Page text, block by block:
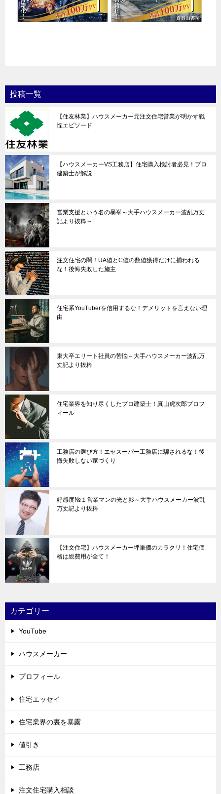
投稿一覧
【住友林業】ハウスメーカー元注文住宅営業が明かす戦
慄エピソード
【ハウスメーカーVS工務店】住宅購入検討者必見！プロ
建築士が解説
営業支援という名の暴挙～大手ハウスメーカー波乱万丈
記より抜粋～
注文住宅の闇！UA値とC値の数値獲得だけに捕われる
な！後悔失敗した施主
住宅系YouTuberを信用するな！デメリットを言えない理
由
東大卒エリート社員の苦悩～大手ハウスメーカー波乱万
丈記より抜粋
住宅業界を知り尽くしたプロ建築士！真山虎次郎プロフ
ィール
工務店の選び方！エセスーパー工務店に騙されるな！後
悔失敗しない家づくり
好感度№１営業マンの光と影～大手ハウスメーカー波乱
万丈記より抜粋
【注文住宅】ハウスメーカー坪単価のカラクリ！住宅価
格は総費用が全て！
カテゴリー
YouTube
ハウスメーカー
プロフィール
住宅エッセイ
住宅業界の裏を暴露
値引き
工務店
注文住宅購入相談